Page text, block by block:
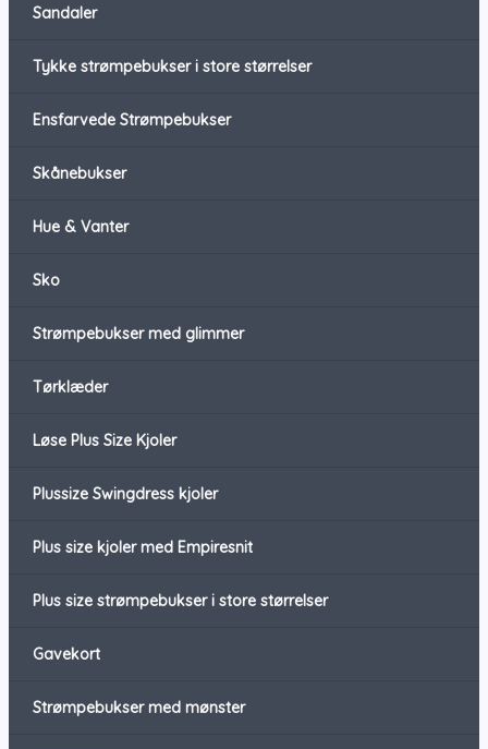
Sandaler
Tykke strømpebukser i store størrelser
Ensfarvede Strømpebukser
Skånebukser
Hue & Vanter
Sko
Strømpebukser med glimmer
Tørklæder
Løse Plus Size Kjoler
Plussize Swingdress kjoler
Plus size kjoler med Empiresnit
Plus size strømpebukser i store størrelser
Gavekort
Strømpebukser med mønster